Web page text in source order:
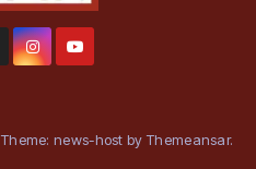
Theme: news-host by Themeansar.